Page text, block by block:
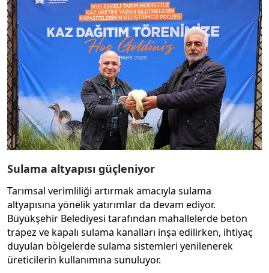
Sulama altyapısı güçleniyor
Tarımsal verimliliği artırmak amacıyla sulama
altyapısına yönelik yatırımlar da devam ediyor.
Büyükşehir Belediyesi tarafından mahallelerde beton
trapez ve kapalı sulama kanalları inşa edilirken, ihtiyaç
duyulan bölgelerde sulama sistemleri yenilenerek
üreticilerin kullanımına sunuluyor.